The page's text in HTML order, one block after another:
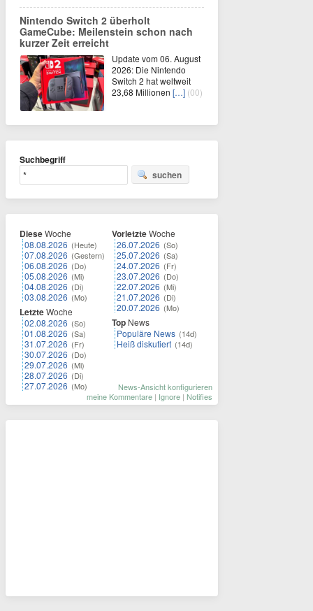
Nintendo Switch 2 überholt
GameCube: Meilenstein schon nach
kurzer Zeit erreicht
Update vom 06. August
2026: Die Nintendo
Switch 2 hat weltweit
23,68 Millionen […] (00)
Suchbegriff
suchen
DieseWoche
08.08.2026 (Heute)
07.08.2026 (Gestern)
06.08.2026 (Do)
05.08.2026 (Mi)
04.08.2026 (Di)
03.08.2026 (Mo)
LetzteWoche
02.08.2026 (So)
01.08.2026 (Sa)
31.07.2026 (Fr)
30.07.2026 (Do)
29.07.2026 (Mi)
28.07.2026 (Di)
27.07.2026 (Mo)
VorletzteWoche
26.07.2026 (So)
25.07.2026 (Sa)
24.07.2026 (Fr)
23.07.2026 (Do)
22.07.2026 (Mi)
21.07.2026 (Di)
20.07.2026 (Mo)
Top News
Populäre News (14d)
Heiß diskutiert (14d)
News-Ansicht konfigurieren
meine Kommentare | Ignore | Notifies